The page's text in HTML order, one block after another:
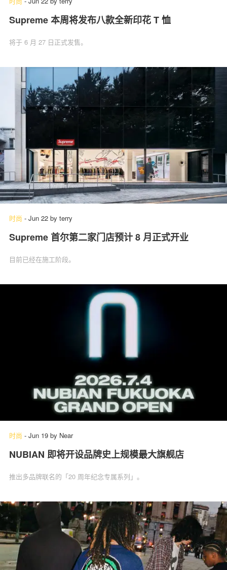
Supreme 本周将发布八款全新印花 T 恤
将于 6 月 27 日正式发售。
时尚 - Jun 22 by terry
Supreme 首尔第二家门店预计 8 月正式开业
目前已经在施工阶段。
时尚 - Jun 19 by Near
NUBIAN 即将开设品牌史上规模最大旗舰店
推出多品牌联名的「20 周年纪念专属系列」。